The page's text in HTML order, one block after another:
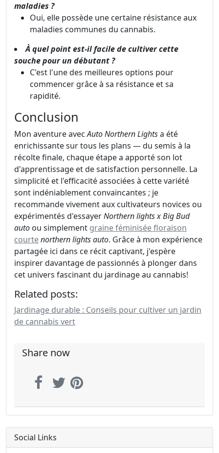
maladies ?
Oui, elle possède une certaine résistance aux
maladies communes du cannabis.
À quel point est-il facile de cultiver cette
souche pour un débutant ?
C'est l'une des meilleures options pour
commencer grâce à sa résistance et sa
rapidité.
Conclusion
Mon aventure avecAuto Northern Lightsa été
enrichissante sur tous les plans — du semis à la
récolte finale, chaque étape a apporté son lot
d'apprentissage et de satisfaction personnelle. La
simplicité et l'efficacité associées à cette variété
sont indéniablement convaincantes ; je
recommande vivement aux cultivateurs novices ou
expérimentés d'essayerNorthern lights x Big Bud
auto ou simplement graine féminisée floraison
courtenorthern lights auto. Grâce à mon expérience
partagée ici dans ce récit captivant, j'espère
inspirer davantage de passionnés à plonger dans
cet univers fascinant du jardinage au cannabis!
Related posts:
Jardinage durable : Conseils pour cultiver un jardin
de cannabis vert
Share now
Social Links